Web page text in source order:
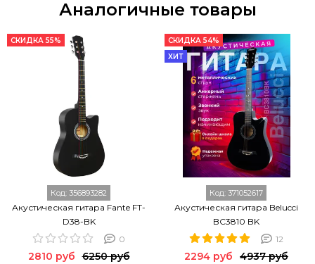
Аналогичные товары
СКИДКА 55%
Код: 356893282
Акустическая гитара Fante FT-
D38-BK
0
2810 руб 6250 руб
СКИДКА 54%
ХИТ
Код: 371052617
Акустическая гитара Belucci
BC3810 BK
12
2294 руб 4937 руб